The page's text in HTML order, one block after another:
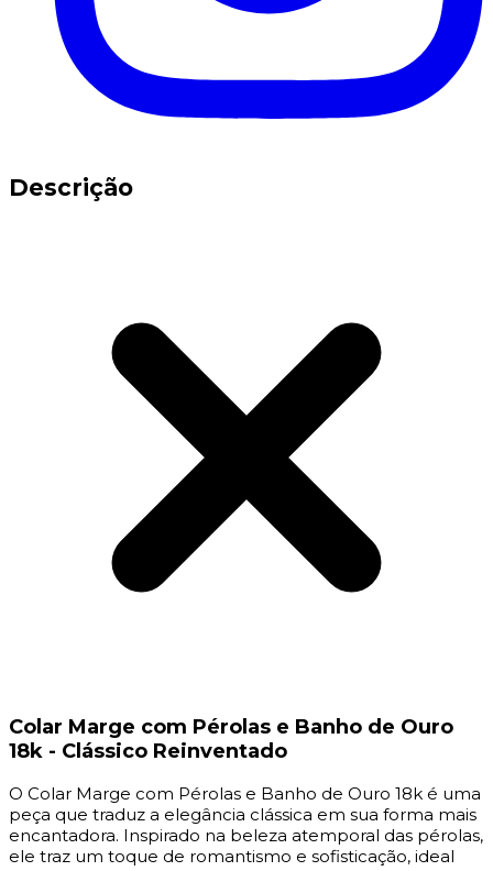
Descrição
Colar Marge com Pérolas e Banho de Ouro
18k - Clássico Reinventado
O Colar Marge com Pérolas e Banho de Ouro 18k é uma
peça que traduz a elegância clássica em sua forma mais
encantadora. Inspirado na beleza atemporal das pérolas,
ele traz um toque de romantismo e sofisticação, ideal